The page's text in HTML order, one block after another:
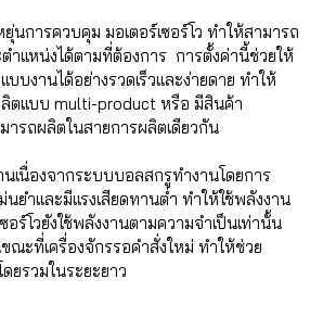
นการควบคุม มอเตอร์เซอร์โว ทำให้สามารถ
ำแหน่งได้ตามที่ต้องการ การตั้งค่านี้ช่วยให้
บบงานได้อย่างรวดเร็วและง่ายดาย ทำให้
ตแบบ multi-product หรือ มีสินค้า
ารถผลิตในสายการผลิตเดียวกัน
เนื่องจากระบบบอลสกรูทำงานโดยการ
นยำและมีแรงเสียดทานต่ำ ทำให้ใช้พลังงาน
อร์โวยังใช้พลังงานตามความจำเป็นเท่านั้น
ณะที่เครื่องจักรรอคำสั่งใหม่ ทำให้ช่วย
ยรวมในระยะยาว